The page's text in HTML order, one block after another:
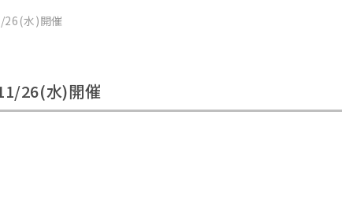
26(水)開催
26(水)開催